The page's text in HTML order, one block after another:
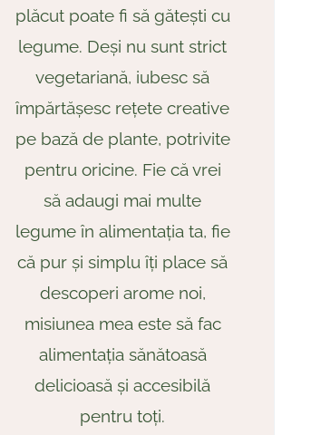
plăcut poate fi să gătești cu
legume. Deși nu sunt strict
vegetariană, iubesc să
împărtășesc rețete creative
pe bază de plante, potrivite
pentru oricine. Fie că vrei
să adaugi mai multe
legume în alimentația ta, fie
că pur și simplu îți place să
descoperi arome noi,
misiunea mea este să fac
alimentația sănătoasă
delicioasă și accesibilă
pentru toți.